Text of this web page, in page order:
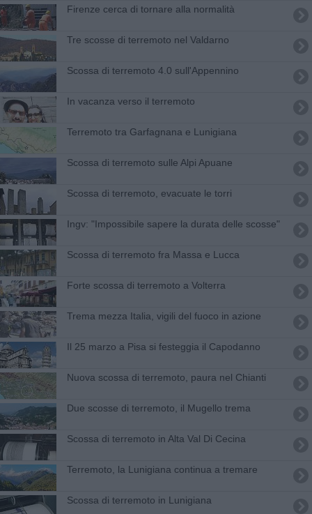
Firenze cerca di tornare alla normalità
Tre scosse di terremoto nel Valdarno
Scossa di terremoto 4.0 sull'Appennino
In vacanza verso il terremoto
Terremoto tra Garfagnana e Lunigiana
Scossa di terremoto sulle Alpi Apuane
Scossa di terremoto, evacuate le torri
Ingv: "Impossibile sapere la durata delle scosse"
Scossa di terremoto fra Massa e Lucca
Forte scossa di terremoto a Volterra
Trema mezza Italia, vigili del fuoco in azione
Il 25 marzo a Pisa si festeggia il Capodanno
Nuova scossa di terremoto, paura nel Chianti
Due scosse di terremoto, il Mugello trema
Scossa di terremoto in Alta Val Di Cecina
Terremoto, la Lunigiana continua a tremare
​Scossa di terremoto in Lunigiana